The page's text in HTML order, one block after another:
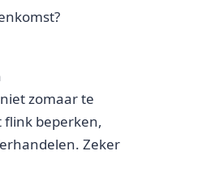
zomaar te
flink beperken,
Zeker